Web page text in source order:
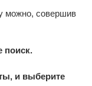
можно, совершив
поиск.
и выберите